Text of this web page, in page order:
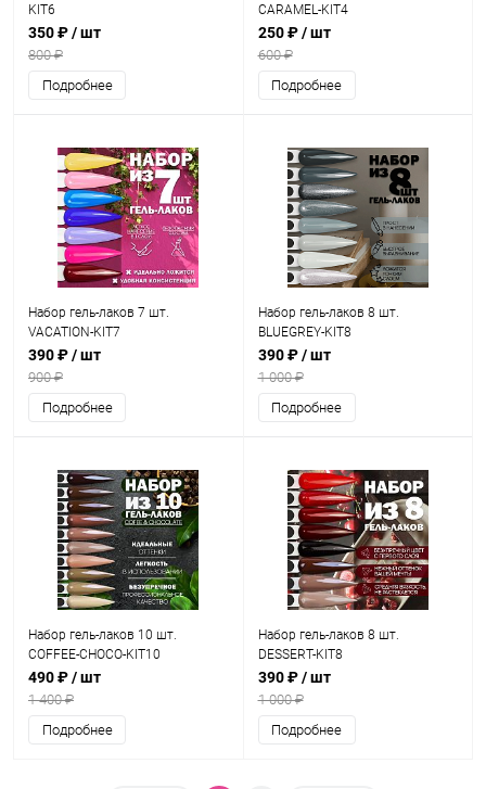
KIT6
350 ₽/ шт
800 ₽
Подробнее
CARAMEL-KIT4
250 ₽/ шт
600 ₽
Подробнее
Набор гель-лаков 7 шт.
VACATION-KIT7
390 ₽/ шт
900 ₽
Подробнее
Набор гель-лаков 8 шт.
BLUEGREY-KIT8
390 ₽/ шт
1 000 ₽
Подробнее
Набор гель-лаков 10 шт.
COFFEE-CHOCO-KIT10
490 ₽/ шт
1 400 ₽
Подробнее
Набор гель-лаков 8 шт.
DESSERT-KIT8
390 ₽/ шт
1 000 ₽
Подробнее